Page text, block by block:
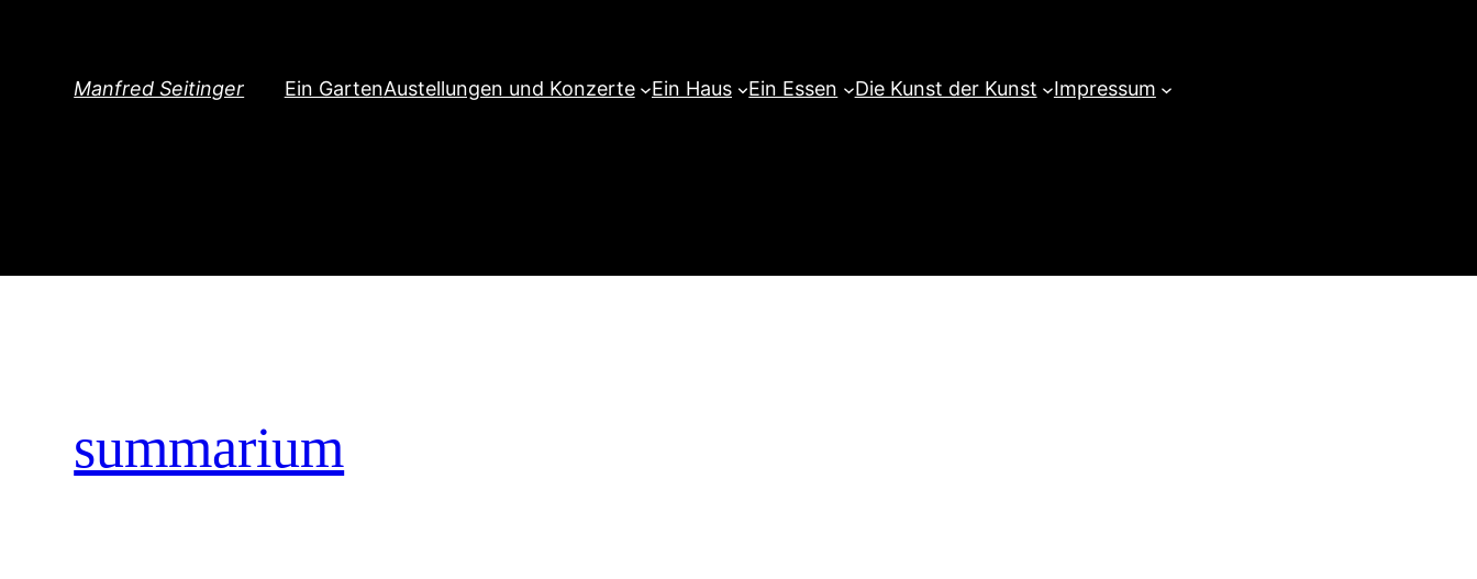
Manfred Seitinger Ein GartenAustellungen und Konzerte Ein Haus Ein Essen Die Kunst der Kunst Impressum
summarium